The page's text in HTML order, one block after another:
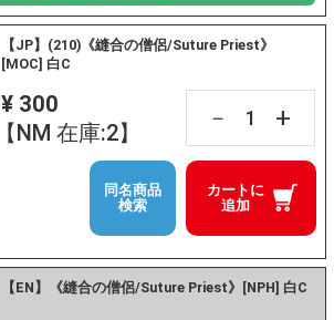
【JP】(210)《縫合の僧侶/Suture Priest》
[MOC] 白C
¥ 300
【NM 在庫:2】
－ +
カートに
追加
同名商品
検索
【EN】《縫合の僧侶/Suture Priest》[NPH] 白C